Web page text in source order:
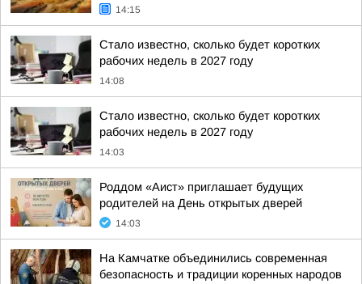
14:15
Стало известно, сколько будет коротких
рабочих недель в 2027 году
14:08
Стало известно, сколько будет коротких
рабочих недель в 2027 году
14:03
Роддом «Аист» приглашает будущих
родителей на День открытых дверей
14:03
На Камчатке объединились современная
безопасность и традиции коренных народов